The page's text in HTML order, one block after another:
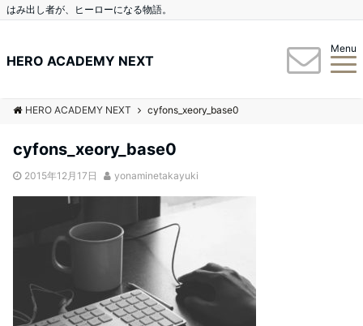
はみ出し者が、ヒーローになる物語。
HERO ACADEMY NEXT
Menu
HERO ACADEMY NEXT cyfons_xeory_base0
cyfons_xeory_base0
2015年12月17日 yonaminetakayuki